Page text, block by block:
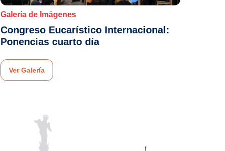
Galería de Imágenes
Congreso Eucarístico Internacional:
Ponencias cuarto día
Ver Galería